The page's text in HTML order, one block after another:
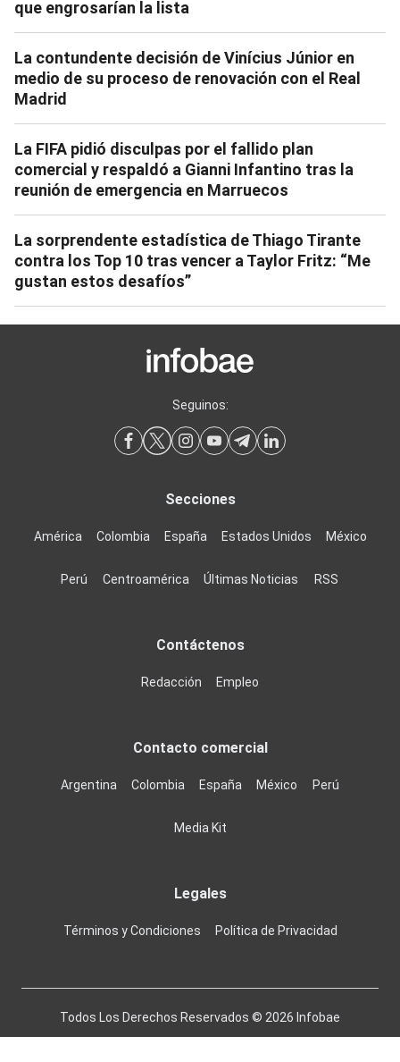
que engrosarían la lista
La contundente decisión de Vinícius Júnior en
medio de su proceso de renovación con el Real
Madrid
La FIFA pidió disculpas por el fallido plan
comercial y respaldó a Gianni Infantino tras la
reunión de emergencia en Marruecos
La sorprendente estadística de Thiago Tirante
contra los Top 10 tras vencer a Taylor Fritz: “Me
gustan estos desafíos”
Seguinos:
Secciones
América Colombia España Estados Unidos México
Perú Centroamérica Últimas Noticias RSS
Contáctenos
Redacción Empleo
Contacto comercial
Argentina Colombia España México Perú
Media Kit
Legales
Términos y Condiciones Política de Privacidad
Todos Los Derechos Reservados © 2026 Infobae